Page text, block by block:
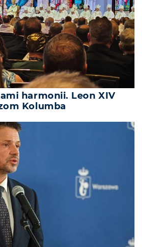
harmonii. Leon XIV
Kolumba